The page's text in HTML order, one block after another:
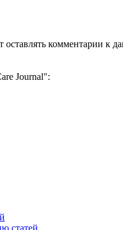
оставлять комментарии к
Journal":
статей